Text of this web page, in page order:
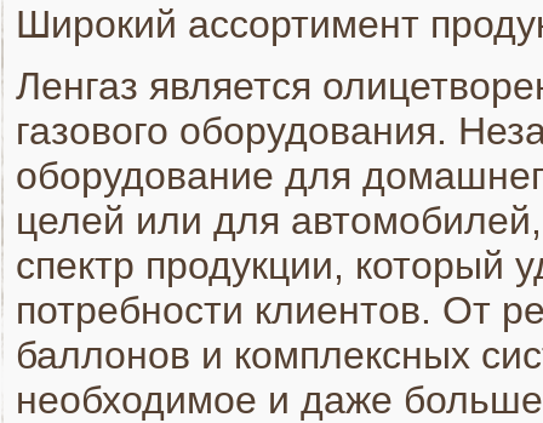
Широкий ассортимент
Ленгаз является
газового оборудования.
оборудование для
целей или для
спектр продукции, который
потребности клиентов. От
баллонов и комплексных
необходимое и даже